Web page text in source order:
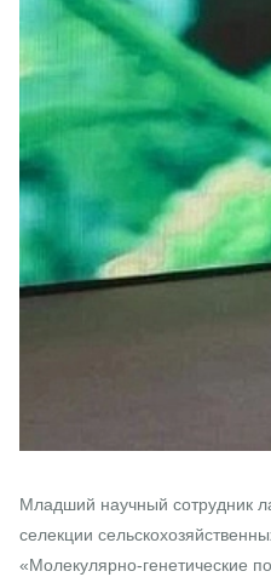
Младший научный сотрудник
селекции
«Молекулярно‑генетические